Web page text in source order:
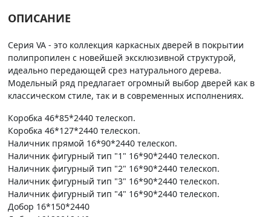
ОПИСАНИЕ
Серия VA - это коллекция каркасных дверей в покрытии
полипропилен с новейшей эксклюзивной структурой,
идеально передающей срез натурального дерева.
Модельный ряд предлагает огромный выбор дверей как в
классическом стиле, так и в современных исполнениях.
Коробка 46*85*2440 телескоп.
Коробка 46*127*2440 телескоп.
Наличник прямой 16*90*2440 телескоп.
Наличник фигурный тип "1" 16*90*2440 телескоп.
Наличник фигурный тип "2" 16*90*2440 телескоп.
Наличник фигурный тип "3" 16*90*2440 телескоп.
Наличник фигурный тип "4" 16*90*2440 телескоп.
Добор 16*150*2440